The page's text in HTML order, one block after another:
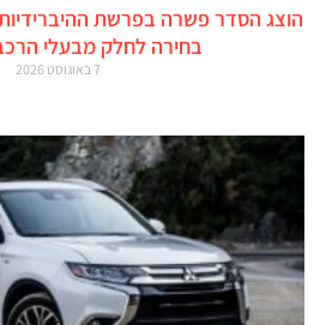
בחירה לחלק מבעלי
7 באוגוסט 2026